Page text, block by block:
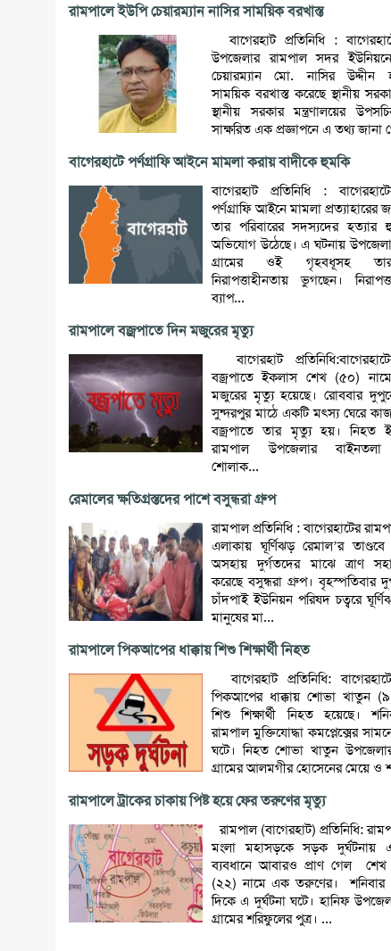
রামপালে ইউপি চেয়ারম্যান নাসির সাময়িক বরখাস্ত
বাগেরহাট প্রতিনিধি :
উপজেলার রামপাল সদর
চেয়ারম্যান মো. নাসির উদ্দীন
সাময়িক বরখাস্ত করেছে স্থানীয়
স্থানীয় সরকার মন্ত্রণালয়ের
সাক্ষরিত এক প্রজ্ঞাপনে এ তথ্য জানা
বাগেরহাটে পর্ণগ্রাফি আইনে মামলা করায় বাদীকে হুমকি
বাগেরহাট প্রতিনিধি :
পর্ণগ্রাফি আইনে মামলা
তার পরিবারের সদস্যদের হত্যার
অভিযোগ উঠেছে। এ ঘটনায়
গ্রামের ওই গৃহবধূসহ
নিরাপত্তাহীনতায় ভুগছেন।
ব্যাপ...
রামপালে বজ্রপাতে দিন মজুরের মৃত্যু
বাগেরহাট
বজ্রপাতে ইকলাস শেখ (৫০)
মজুরের মৃত্যু হয়েছে। রোববার
সুন্দরপুর মাঠে একটি মৎস্য ঘেরে
বজ্রপাতে তার মৃত্যু হয়। নিহত
রামপাল উপজেলার বাইনতলা
শোলাক...
রেমালের ক্ষতিগ্রস্তদের পাশে বসুন্ধরা গ্রুপ
রামপাল প্রতিনিধি : বাগেরহাটের
এলাকায় ঘূর্ণিঝড় রেমাল’র তাণ্ডবে
অসহায় দুর্গতদের মাঝে ত্রাণ
করেছে বসুন্ধরা গ্রুপ। বৃহস্পতিবার
চাঁদপাই ইউনিয়ন পরিষদ চত্বরে
মানুষের মা...
রামপালে পিকআপের ধাক্কায় শিশু শিক্ষার্থী নিহত
বাগেরহাট প্রতিনিধি:
পিকআপের ধাক্কায় শোভা খাতুন
শিশু শিক্ষার্থী নিহত হয়েছে।
রামপাল মুক্তিযোদ্ধা কমপ্লেক্সের
ঘটে। নিহত শোভা খাতুন
গ্রামের আলমগীর হোসেনের মেয়ে ও
রামপালে ট্রাকের চাকায় পিষ্ট হয়ে ফের তরুণের মৃত্যু
রামপাল (বাগেরহাট) প্রতিনিধি:
মংলা মহাসড়কে সড়ক দুর্ঘটনায়
ব্যবধানে আবারও প্রাণ গেল
(২২) নামে এক তরুণের। শনিবার
দিকে এ দুর্ঘটনা ঘটে। হানিফ
গ্রামের শরিফুলের পুত্র। ...